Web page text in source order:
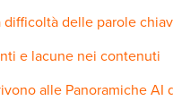
difficoltà delle parole
e lacune nei contenuti
alle Panoramiche AI